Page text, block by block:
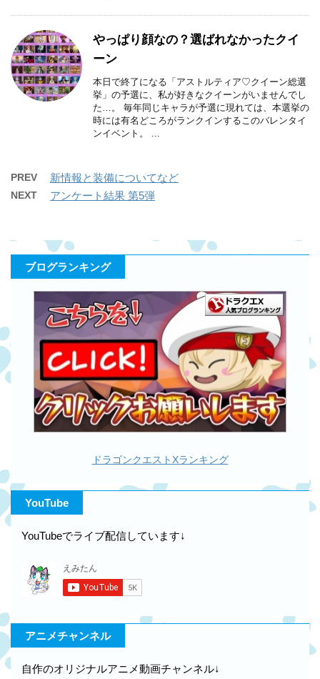
やっぱり顔なの？選ばれなかったクイ
ーン
本日で終了になる「アストルティア♡クイーン総選
挙」の予選に、私が好きなクイーンがいませんでし
た…。 毎年同じキャラが予選に現れては、本選挙の
時には有名どころがランクインするこのバレンタイ
ンイベント。 ...
PREV 新情報と装備についてなど
NEXT アンケート結果 第5弾
ブログランキング
ドラゴンクエストXランキング
YouTube
YouTubeでライブ配信しています↓
アニメチャンネル
自作のオリジナルアニメ動画チャンネル↓